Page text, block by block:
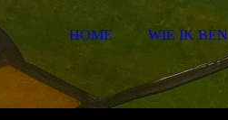
HOME WIE IK BEN